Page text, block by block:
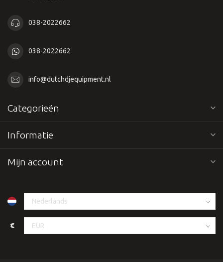
038-2022662
038-2022662
info@dutchdjequipment.nl
Categorieën
Informatie
Mijn account
€